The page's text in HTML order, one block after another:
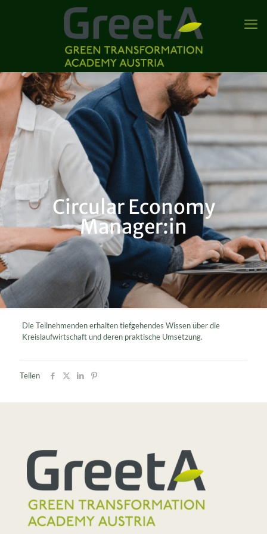
Circular Economy
Manager:in
Die Teilnehmenden erhalten tiefgehendes Wissen über die
Kreislaufwirtschaft und deren praktische Umsetzung.
Teilen